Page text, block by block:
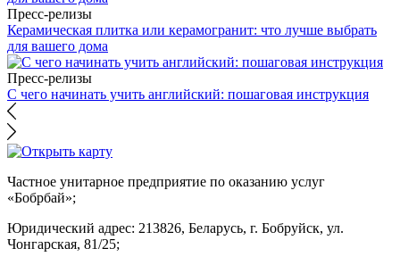
Пресс-релизы
Керамическая плитка или керамогранит: что лучше выбрать
для вашего дома
Пресс-релизы
С чего начинать учить английский: пошаговая инструкция
Частное унитарное предприятие по оказанию услуг
«Бобрбай»;
Юридический адрес: 213826, Беларусь, г. Бобруйск, ул.
Чонгарская, 81/25;